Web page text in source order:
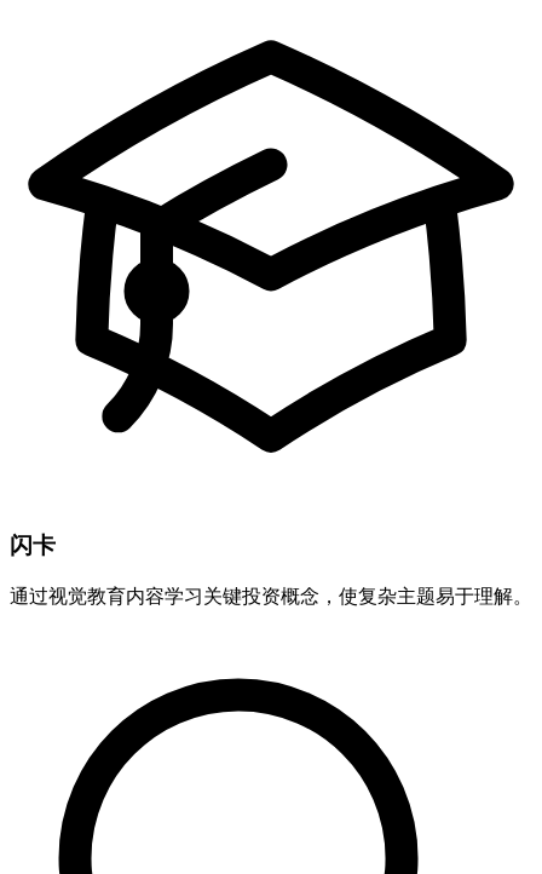
闪卡
通过视觉教育内容学习关键投资概念，使复杂主题易于理解。